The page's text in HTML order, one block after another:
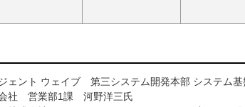
ェント ウェイブ 第三システム開発本部 システム
会社 営業部1課 河野洋三氏